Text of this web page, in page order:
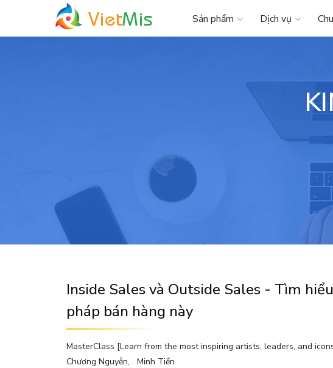
Sản phẩm Dịch vụ
Inside Sales và Outside Sales - Tìm
pháp bán hàng này
MasterClass [Learn from the most inspiring artists, leaders, and
Chương Nguyễn
Minh Tiến